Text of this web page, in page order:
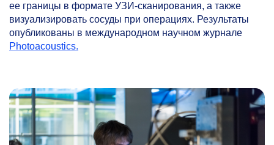
ее границы в формате УЗИ-сканирования, а также
визуализировать сосуды при операциях. Результаты
опубликованы в международном научном журнале
Photoacoustics.